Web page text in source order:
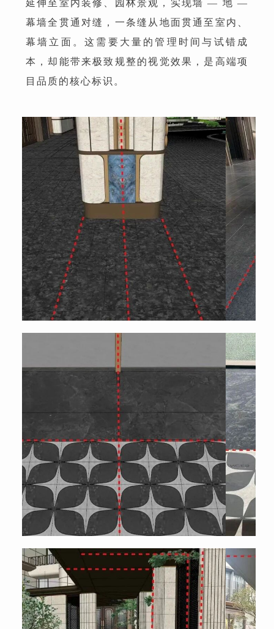
延伸至室内装修、园林景观，实现墙 — 地 —
幕墙全贯通对缝，一条缝从地面贯通至室内、
幕墙立面。这需要大量的管理时间与试错成
本，却能带来极致规整的视觉效果，是高端项
目品质的核心标识。